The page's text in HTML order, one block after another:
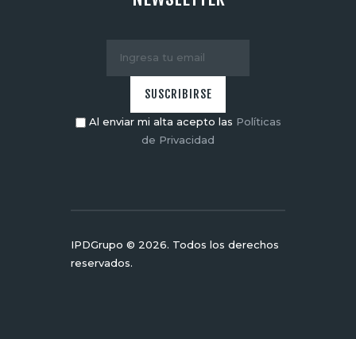
Al enviar mi alta acepto las Políticas
de Privacidad
IPDGrupo © 2026. Todos los derechos
reservados.